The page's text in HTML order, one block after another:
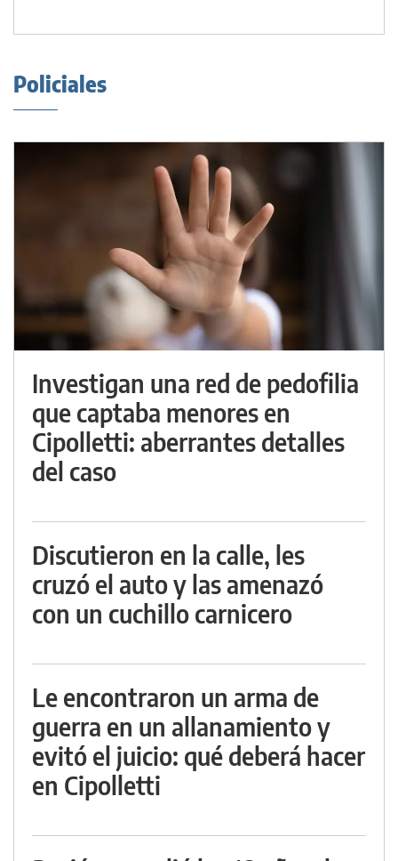
Policiales
Investigan una red de pedofilia
que captaba menores en
Cipolletti: aberrantes detalles
del caso
Discutieron en la calle, les
cruzó el auto y las amenazó
con un cuchillo carnicero
Le encontraron un arma de
guerra en un allanamiento y
evitó el juicio: qué deberá hacer
en Cipolletti